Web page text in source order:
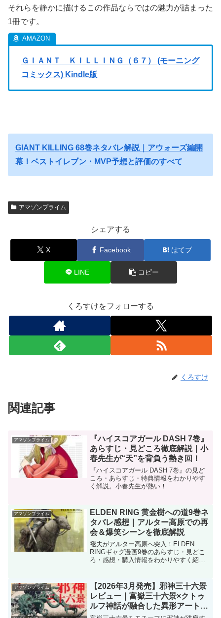
それらを静かに描けるこの作品ならではの魅力が詰まった
1冊です。
ＧＩＡＮＴ ＫＩＬＬＩＮＧ（６７） (モーニング
コミックス) Kindle版
GIANT KILLING 68巻ネタバレ解説｜アウォーズ編開
幕！ベストイレブン・MVP予想と評価のすべて
アマゾンプライム
シェアする
X Facebook はてブ
LINE コピー
くろすけをフォローする
くろすけ
関連記事
アマゾンプライム
『ハイスコアガール DASH 7巻』
あらすじ・見どころ徹底解説｜小
春先生が“天”を背負う熱き回！
『ハイスコアガール DASH 7巻』の見ど
ころ・あらすじ・特典情報をわかりやす
く解説。小春先生が熱い！
アマゾンプライム
ELDEN RING 黄金樹への道9巻ネ
タバレ感想｜アルター高原での再
会＆爆笑シーンを徹底解説
褪夫がアルター高原へ突入！ELDEN
RINGギャグ漫画9巻のあらすじ・見どこ
ろ・感想・購入情報をわかりやすく紹
アマゾンプライム
【2026年3月発売】邪神三十六景
レビュー｜富嶽三十六景×クトゥ
ルフ神話が融合した異形アートブ
ック